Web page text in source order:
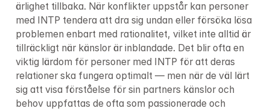
ärlighet tillbaka. När konflikter uppstår kan personer
med INTP tendera att dra sig undan eller försöka lösa
problemen enbart med rationalitet, vilket inte alltid är
tillräckligt när känslor är inblandade. Det blir ofta en
viktig lärdom för personer med INTP för att deras
relationer ska fungera optimalt — men när de väl lärt
sig att visa förståelse för sin partners känslor och
behov uppfattas de ofta som passionerade och